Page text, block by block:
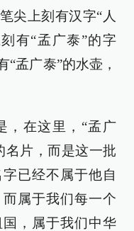
尖上刻有汉字“人
有“孟广泰”的字
孟广泰”的水壶，
，在这里，“孟广
名片，而是这一批
已经不属于他自
属于我们每一个
，属于我们中华